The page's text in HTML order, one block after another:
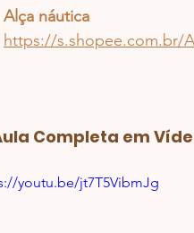
Alça náutica
https://s.shopee.com.br/
Completa em
youtu.be/jt7T5VibmJg